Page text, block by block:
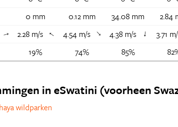
0 mm 0.12 mm 34.08 mm 2.84
↑ 2.28 m/s ↑ 4.54 m/s ↑ 4.38 m/s ↑ 3.71
19% 74% 85%
in eSwatini (voorheen
wildparken